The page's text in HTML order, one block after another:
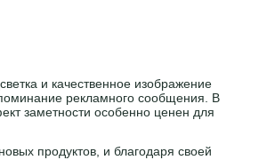
и качественное изображение
рекламного сообщения. В
заметности особенно ценен для
продуктов, и благодаря своей